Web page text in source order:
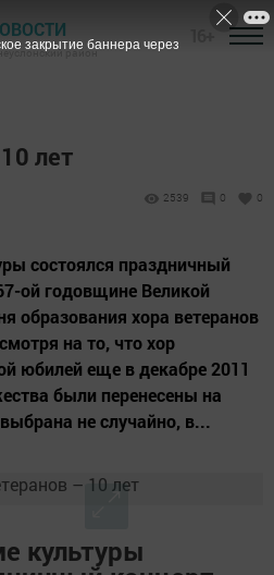
район
лет
2539 0 0
состоялся праздничный
ой годовщине Великой
образования хора ветеранов
на то, что хор
юбилей еще в декабре 2011
были перенесены на
не случайно, в...
культуры
закрытие баннера через